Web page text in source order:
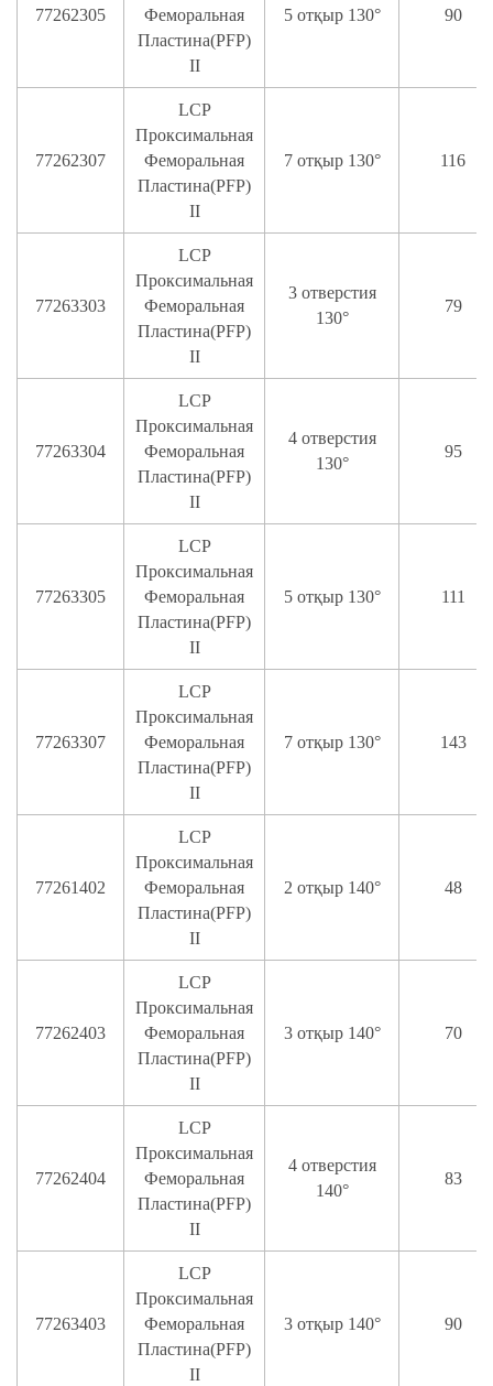
77262305
Феморальная
Пластина(PFP)
II
5 отқыр 130° 90
77262307
LCP
Проксимальная
Феморальная
Пластина(PFP)
II
7 отқыр 130° 116
77263303
LCP
Проксимальная
Феморальная
Пластина(PFP)
II
3 отверстия
130°
79
77263304
LCP
Проксимальная
Феморальная
Пластина(PFP)
II
4 отверстия
130°
95
77263305
LCP
Проксимальная
Феморальная
Пластина(PFP)
II
5 отқыр 130° 111
77263307
LCP
Проксимальная
Феморальная
Пластина(PFP)
II
7 отқыр 130° 143
77261402
LCP
Проксимальная
Феморальная
Пластина(PFP)
II
2 отқыр 140° 48
77262403
LCP
Проксимальная
Феморальная
Пластина(PFP)
II
3 отқыр 140° 70
77262404
LCP
Проксимальная
Феморальная
Пластина(PFP)
II
4 отверстия
140°
83
77263403
LCP
Проксимальная
Феморальная
Пластина(PFP)
II
3 отқыр 140° 90